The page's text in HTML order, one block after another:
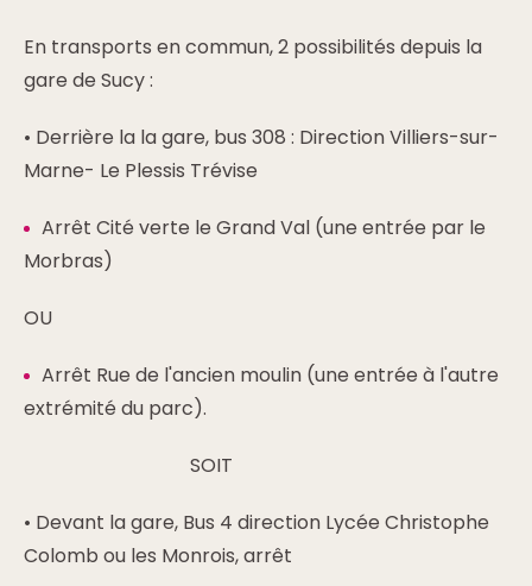
En transports en commun, 2 possibilités depuis la
gare de Sucy :
• Derrière la la gare, bus 308 : Direction Villiers-sur-
Marne- Le Plessis Trévise
Arrêt Cité verte le Grand Val (une entrée par le
Morbras)
OU
Arrêt Rue de l'ancien moulin (une entrée à l'autre
extrémité du parc).
SOIT
• Devant la gare, Bus 4 direction Lycée Christophe
Colomb ou les Monrois, arrêt